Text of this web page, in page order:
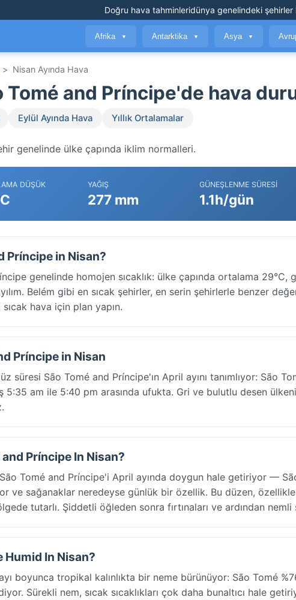
Doğru hava tahminleridünya genelindeki şehirler
Afrika ▼ Antarktika ▼ Asya ▼
> Nisan Ayında Hava
Tomé and Príncipe'de hava
Eylül Ayında Hava Yıllık Ortalamalar
genelinde ülke çapında iklim normalleri.
DÜŞÜK YAĞIŞ
277 mm
GÜNEŞLENME SÜRESI
1.1h/gün
Príncipe in Nisan?
genelinde homojen sıcaklık: ülke çapında ortalama 29°C,
Belém gibi en sıcak şehirler, en serin şehirlerle benzer
hava için plan yapın.
Príncipe in Nisan
süresi São Tomé and Príncipe'ın April ayını tanımlıyor: São
5:35 am ile 5:40 pm arasında ufukta. Gri ve bulutlu desen
Príncipe In Nisan?
Tomé and Príncipe'i April ayında doygun hale getiriyor —
ve sağanaklar neredeyse günlük bir özellik. Bu düzen,
tutarlı. Şiddetli öğleden sonra fırtınaları ve ardından nemli
Humid In Nisan?
boyunca tropikal kalınlıkta bir neme bürünüyor: São Tomé
Sürekli nem, sıcak sıcaklıkları çok daha bunaltıcı hale